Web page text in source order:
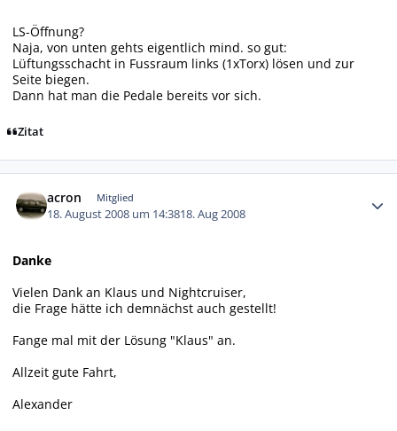
LS-Öffnung?
Naja, von unten gehts eigentlich mind. so gut:
Lüftungsschacht in Fussraum links (1xTorx) lösen und zur
Seite biegen.
Dann hat man die Pedale bereits vor sich.
Zitat
acron Mitglied
18. August 2008 um 14:3818. Aug 2008
Danke
Vielen Dank an Klaus und Nightcruiser,
die Frage hätte ich demnächst auch gestellt!
Fange mal mit der Lösung "Klaus" an.
Allzeit gute Fahrt,
Alexander